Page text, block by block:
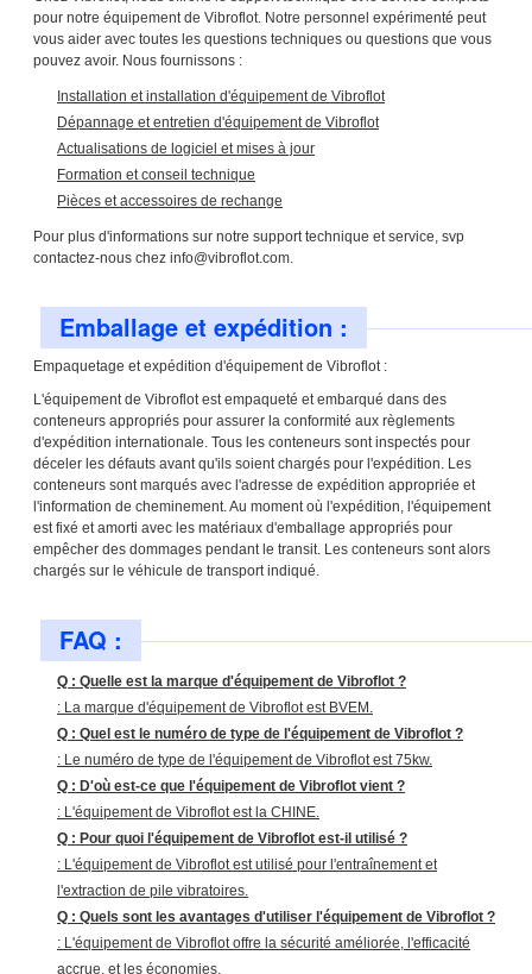
pour notre équipement de Vibroflot. Notre personnel expérimenté peut
vous aider avec toutes les questions techniques ou questions que vous
pouvez avoir. Nous fournissons :
Installation et installation d'équipement de Vibroflot
Dépannage et entretien d'équipement de Vibroflot
Actualisations de logiciel et mises à jour
Formation et conseil technique
Pièces et accessoires de rechange
Pour plus d'informations sur notre support technique et service, svp
contactez-nous chez info@vibroflot.com.
Emballage et expédition :
Empaquetage et expédition d'équipement de Vibroflot :
L'équipement de Vibroflot est empaqueté et embarqué dans des
conteneurs appropriés pour assurer la conformité aux règlements
d'expédition internationale. Tous les conteneurs sont inspectés pour
déceler les défauts avant qu'ils soient chargés pour l'expédition. Les
conteneurs sont marqués avec l'adresse de expédition appropriée et
l'information de cheminement. Au moment où l'expédition, l'équipement
est fixé et amorti avec les matériaux d'emballage appropriés pour
empêcher des dommages pendant le transit. Les conteneurs sont alors
chargés sur le véhicule de transport indiqué.
FAQ :
Q : Quelle est la marque d'équipement de Vibroflot ?
: La marque d'équipement de Vibroflot est BVEM.
Q : Quel est le numéro de type de l'équipement de Vibroflot ?
: Le numéro de type de l'équipement de Vibroflot est 75kw.
Q : D'où est-ce que l'équipement de Vibroflot vient ?
: L'équipement de Vibroflot est la CHINE.
Q : Pour quoi l'équipement de Vibroflot est-il utilisé ?
: L'équipement de Vibroflot est utilisé pour l'entraînement et
l'extraction de pile vibratoires.
Q : Quels sont les avantages d'utiliser l'équipement de Vibroflot ?
: L'équipement de Vibroflot offre la sécurité améliorée, l'efficacité
accrue, et les économies.